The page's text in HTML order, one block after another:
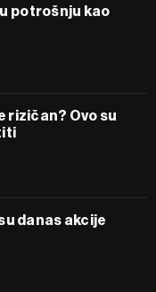
potrošnju kao
rizičan? Ovo su
danas akcije